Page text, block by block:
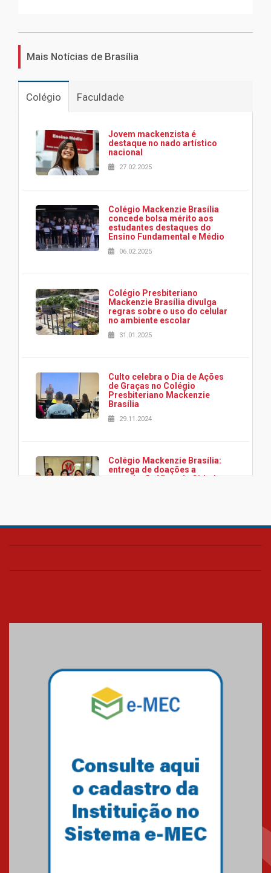
Mais Notícias de Brasília
Colégio Faculdade
Jovem mackenzista é
destaque no nado artístico
nacional
27.02.2025
Colégio Mackenzie Brasília
concede bolsa mérito aos
estudantes destaques do
Ensino Fundamental e Médio
06.02.2025
Colégio Presbiteriano
Mackenzie Brasília divulga
regras sobre o uso do celular
no ambiente escolar
31.01.2025
Culto celebra o Dia de Ações
de Graças no Colégio
Presbiteriano Mackenzie
Brasília
29.11.2024
Colégio Mackenzie Brasília:
entrega de doações a
associação Viver da Cidade
Colégio Presbiteriano
os funcionários
07.11.2024
Equipe de saltos ornamentais
do Mackenzie Brasília
Gravação do projeto “Mais de
31 mil vozes com a Palavra” é
realizado no Colégio
Mackenzie Brasília
25.10.2024